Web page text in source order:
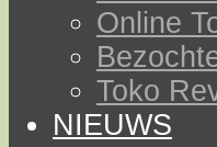
Online
Toko
NIEUWS